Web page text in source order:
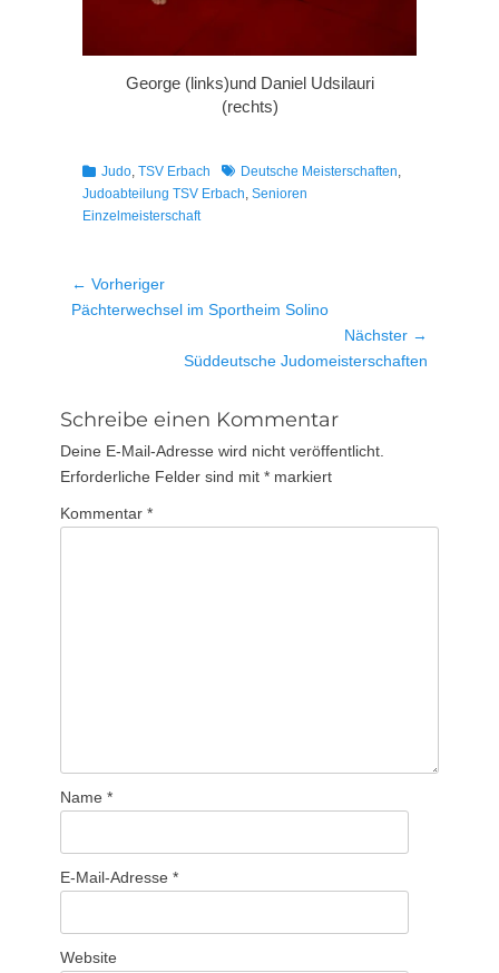
George (links)und Daniel Udsilauri
(rechts)
Kategorien
Judo, TSV Erbach Schlagworte
Deutsche Meisterschaften,
Judoabteilung TSV Erbach, Senioren
Einzelmeisterschaft
Beitragsnavigation
← Vorheriger
Vorheriger
Pächterwechsel im Sportheim Solino
Nächster →
Süddeutsche Judomeisterschaften
Schreibe einen Kommentar
Deine E-Mail-Adresse wird nicht veröffentlicht.
Erforderliche Felder sind mit * markiert
Kommentar *
Name *
E-Mail-Adresse *
Website